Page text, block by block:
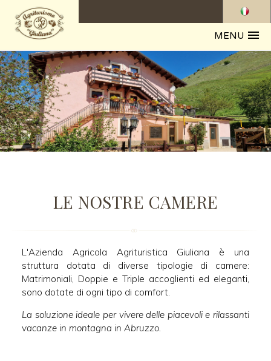
MENU
LE NOSTRE CAMERE
L'Azienda Agricola Agrituristica Giuliana è una
struttura dotata di diverse tipologie di camere:
Matrimoniali, Doppie e Triple accoglienti ed eleganti,
sono dotate di ogni tipo di comfort.
La soluzione ideale per vivere delle piacevoli e rilassanti
vacanze in montagna in Abruzzo.